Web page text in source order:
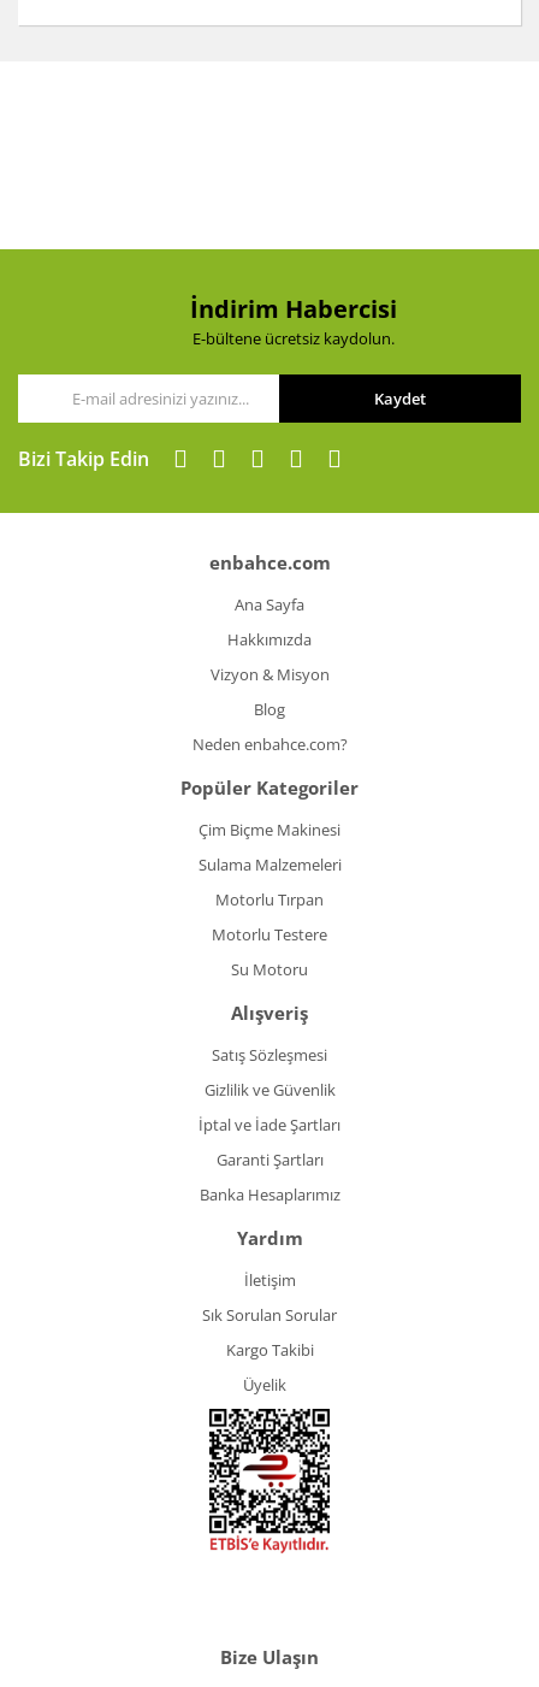
İndirim Habercisi
E-bültene ücretsiz kaydolun.
Kaydet
Bizi Takip Edin
enbahce.com
Ana Sayfa
Hakkımızda
Vizyon & Misyon
Blog
Neden enbahce.com?
Popüler Kategoriler
Çim Biçme Makinesi
Sulama Malzemeleri
Motorlu Tırpan
Motorlu Testere
Su Motoru
Alışveriş
Satış Sözleşmesi
Gizlilik ve Güvenlik
İptal ve İade Şartları
Garanti Şartları
Banka Hesaplarımız
Yardım
İletişim
Sık Sorulan Sorular
Kargo Takibi
Üyelik
Bize Ulaşın